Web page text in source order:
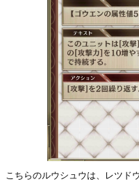
こちらのルウシュウは、レツド